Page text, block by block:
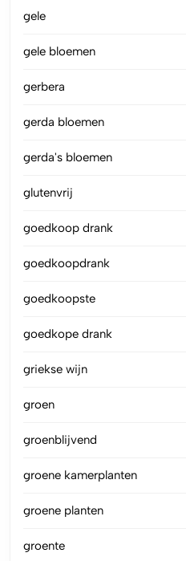
gele
gele bloemen
gerbera
gerda bloemen
gerda's bloemen
glutenvrij
goedkoop drank
goedkoopdrank
goedkoopste
goedkope drank
griekse wijn
groen
groenblijvend
groene kamerplanten
groene planten
groente